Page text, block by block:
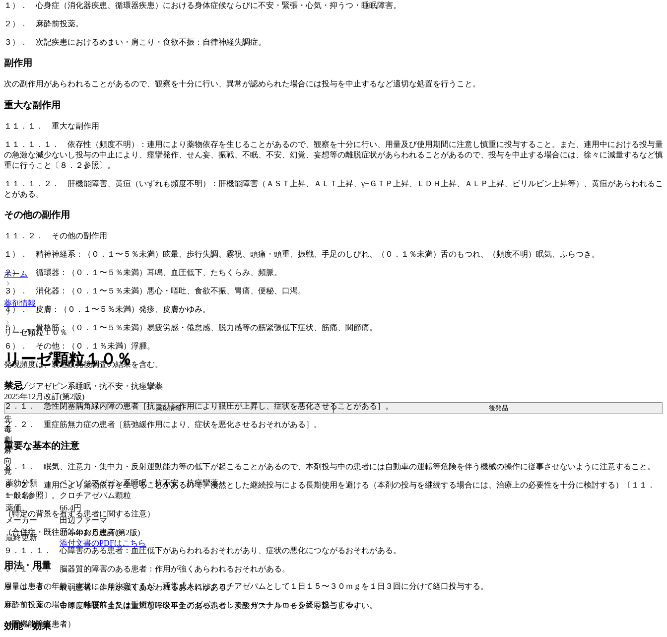
１）． 心身症（消化器疾患、循環器疾患）における身体症候ならびに不安・緊張・心気・抑うつ・睡眠障害。
２）． 麻酔前投薬。
３）． 次記疾患におけるめまい・肩こり・食欲不振：自律神経失調症。
副作用
次の副作用があらわれることがあるので、観察を十分に行い、異常が認められた場合には投与を中止するなど適切な処置を行うこと。
重大な副作用
１１．１． 重大な副作用
１１．１．１． 依存性（頻度不明）：連用により薬物依存を生じることがあるので、観察を十分に行い、用量及び使用期間に注意し慎重に投与すること。また、連用中における投与量
の急激な減少ないし投与の中止により、痙攣発作、せん妄、振戦、不眠、不安、幻覚、妄想等の離脱症状があらわれることがあるので、投与を中止する場合には、徐々に減量するなど慎
重に行うこと〔８．２参照〕。
１１．１．２． 肝機能障害、黄疸（いずれも頻度不明）：肝機能障害（ＡＳＴ上昇、ＡＬＴ上昇、γ−ＧＴＰ上昇、ＬＤＨ上昇、ＡＬＰ上昇、ビリルビン上昇等）、黄疸があらわれるこ
とがある。
その他の副作用
１１．２． その他の副作用
１）． 精神神経系：（０．１〜５％未満）眩暈、歩行失調、霧視、頭痛・頭重、振戦、手足のしびれ、（０．１％未満）舌のもつれ、（頻度不明）眠気、ふらつき。
２）． 循環器：（０．１〜５％未満）耳鳴、血圧低下、たちくらみ、頻脈。
３）． 消化器：（０．１〜５％未満）悪心・嘔吐、食欲不振、胃痛、便秘、口渇。
４）． 皮膚：（０．１〜５％未満）発疹、皮膚かゆみ。
５）． 骨格筋：（０．１〜５％未満）易疲労感・倦怠感、脱力感等の筋緊張低下症状、筋痛、関節痛。
６）． その他：（０．１％未満）浮腫。
発現頻度は、製造販売後調査の結果を含む。
禁忌
２．１． 急性閉塞隅角緑内障の患者［抗コリン作用により眼圧が上昇し、症状を悪化させることがある］。
２．２． 重症筋無力症の患者［筋弛緩作用により、症状を悪化させるおそれがある］。
重要な基本的注意
８．１． 眠気、注意力・集中力・反射運動能力等の低下が起こることがあるので、本剤投与中の患者には自動車の運転等危険を伴う機械の操作に従事させないように注意すること。
８．２． 連用により薬物依存を生じることがあるので、漫然とした継続投与による長期使用を避ける（本剤の投与を継続する場合には、治療上の必要性を十分に検討する）〔１１．
１．１参照〕。
（特定の背景を有する患者に関する注意）
（合併症・既往歴等のある患者）
９．１．１． 心障害のある患者：血圧低下があらわれるおそれがあり、症状の悪化につながるおそれがある。
９．１．２． 脳器質的障害のある患者：作用が強くあらわれるおそれがある。
９．１．３． 衰弱患者：作用が強くあらわれるおそれがある。
９．１．４． 中等度呼吸不全又は重篤な呼吸不全のある患者：炭酸ガスナルコーシスを起こしやすい。
（腎機能障害患者）
ホーム
薬剤情報
リーゼ顆粒１０％
リーゼ顆粒１０％
ベンゾジアゼピン系睡眠・抗不安・抗痙攣薬
2025年12月改訂(第2版)
薬剤情報 後発品
先
毒
劇
麻
向
覚
薬効分類
ベンゾジアゼピン系睡眠・抗不安・抗痙攣薬
一般名
クロチアゼパム顆粒
薬価
66.4円
メーカー
田辺ファーマ
最終更新
2025年12月改訂(第2版)
添付文書のPDFはこちら
用法・用量
用量は患者の年齢、症状により決定するが、通常成人にはクロチアゼパムとして１日１５〜３０ｍｇを１日３回に分けて経口投与する。
麻酔前投薬の場合は、就寝前または手術前にクロチアゼパムとして１０〜１５ｍｇを経口投与する。
効能・効果